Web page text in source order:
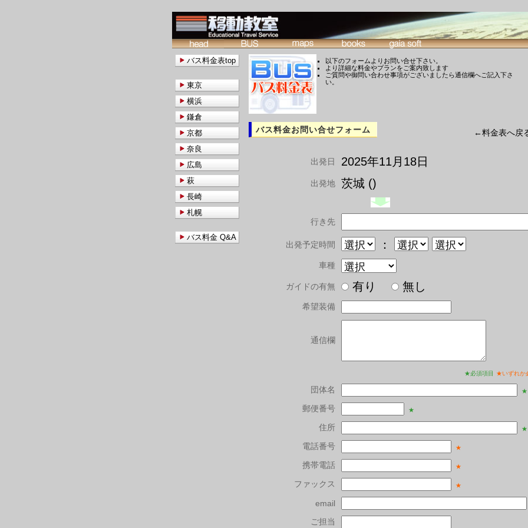
以下のフォームよりお問い合せ下さい。
より詳細な料金やプランをご案内致します
ご質問や御問い合わせ事項がございましたら通信欄へご記入下さ
い。
バス料金お問い合せフォーム ←料金表へ戻
出発日 2025年11月18日
出発地 茨城 ()
行き先
出発予定時間 ：
車種
ガイドの有無 有り 無し
希望装備
通信欄
★必須項目 ★いずれか
団体名 ★
郵便番号 ★
住所 ★
電話番号 ★
携帯電話 ★
ファックス ★
email
ご担当
バス料金表top
東京
横浜
鎌倉
京都
奈良
広島
萩
長崎
札幌
バス料金 Q&A